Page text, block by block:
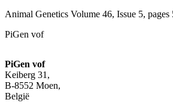
Animal Genetics Volume 46, Issue 5,
PiGen vof
PiGen vof
Keiberg 31,
B-8552 Moen,
België